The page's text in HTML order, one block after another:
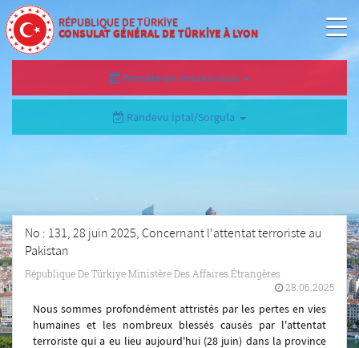
RÉPUBLIQUE DE TÜRKİYE
CONSULAT GÉNÉRAL DE TÜRKİYE À LYON
Prendre un rendez-vous
Randevu İptal/Sorgula
No : 131, 28 juin 2025, Concernant l'attentat terroriste au
Pakistan
République De Türkiye Ministère Des Affaires Étrangères
28.06.2025
Nous sommes profondément attristés par les pertes en vies
humaines et les nombreux blessés causés par l'attentat
terroriste qui a eu lieu aujourd'hui (28 juin) dans la province